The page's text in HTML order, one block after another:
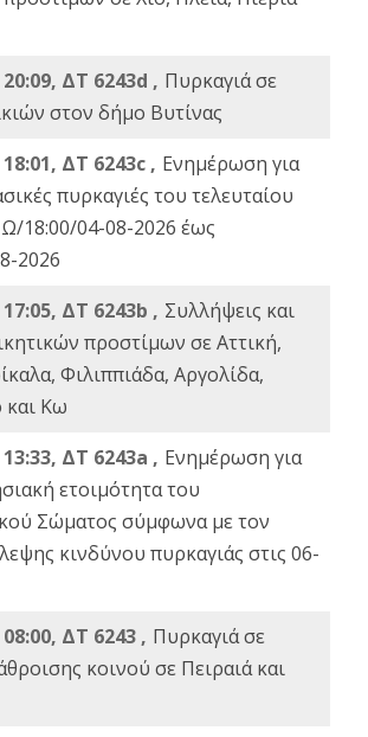
ΔΤ 6243d , Πυρκαγιά σε
στον δήμο Βυτίνας
ΔΤ 6243c , Ενημέρωση για
πυρκαγιές του τελευταίου
18:00/04-08-2026 έως
2026
ΔΤ 6243b , Συλλήψεις και
προστίμων σε Αττική,
Φιλιππιάδα, Αργολίδα,
και Κω
ΔΤ 6243a , Ενημέρωση για
ετοιμότητα του
Σώματος σύμφωνα με τον
κινδύνου πυρκαγιάς στις 06-
ΔΤ 6243 , Πυρκαγιά σε
κοινού σε Πειραιά και